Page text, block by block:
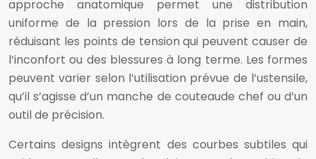
approche anatomique permet une distribution
uniforme de la pression lors de la prise en main,
réduisant les points de tension qui peuvent causer de
l’inconfort ou des blessures à long terme. Les formes
peuvent varier selon l’utilisation prévue de l’ustensile,
qu’il s’agisse d’un manche de couteaude chef ou d’un
outil de précision.
Certains designs intègrent des courbes subtiles qui